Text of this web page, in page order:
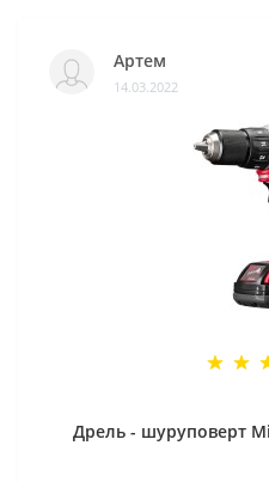
Артем
14.03.2022
Дрель - шуруповерт